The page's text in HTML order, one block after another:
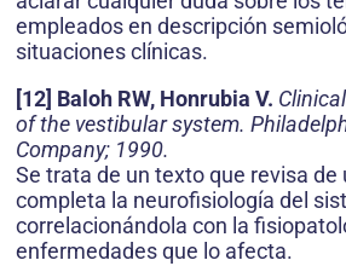
empleados en descripción
situaciones clínicas.
[12] Baloh RW, Honrubia V.
of the vestibular system.
Company; 1990.
Se trata de un texto que revisa
completa la neurofisiología del
correlacionándola con la
enfermedades que lo afecta.